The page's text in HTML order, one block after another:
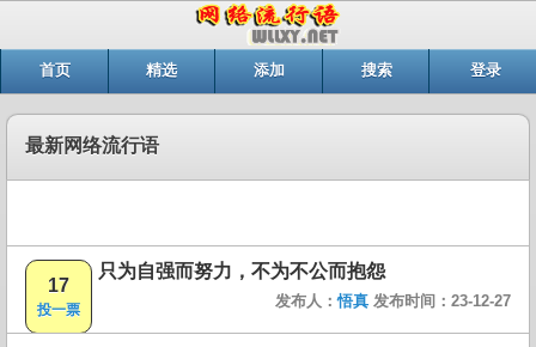
首页 精选 添加 搜索 登录
最新网络流行语
17
投一票
只为自强而努力，不为不公而抱怨
发布人：悟真 发布时间：23-12-27